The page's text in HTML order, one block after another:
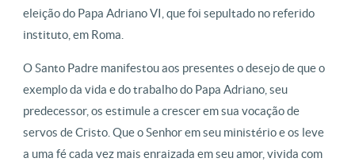
eleição do Papa Adriano VI, que foi sepultado no referido
instituto, em Roma.
O Santo Padre manifestou aos presentes o desejo de que o
exemplo da vida e do trabalho do Papa Adriano, seu
predecessor, os estimule a crescer em sua vocação de
servos de Cristo. Que o Senhor em seu ministério e os leve
a uma fé cada vez mais enraizada em seu amor, vivida com